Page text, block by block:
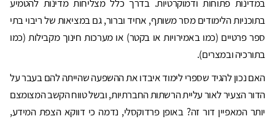
במדינות פתוחות ודמוקרטיות. בדרך כלל מצליחות מדינות להטמיע
בתוכניות הלימודים מסר משותף, אחיד וברור, גם במציאות של ריבוי בתי
ספר פרטיים (כמו באמירויות או בקטר) או מערכות חינוך מקבילות (כמו
בתורכיה ובמצרים).
האם נכון להגיד שספרי לימוד איבדו את ההשפעה שהייתה להם בעבר על
הדור הצעיר לאור עליית הרשתות החברתיות, ובשל טווח הקשב המצומצם
יותר המאפיין דור זה? באופן פרדוקסלי, נדמה כי דווקא הצפת המידע,